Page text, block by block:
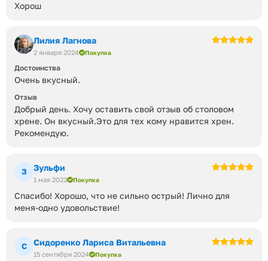
Хорош
Лилия Лагнова
2 января 2024 Покупка
Достоинства
Очень вкусный.
Отзыв
Добрый день. Хочу оставить свой отзыв об столовом
хрене. Он вкусный.Это для тех кому нравится хрен.
Рекомендую.
З Зульфи
1 мая 2023 Покупка
Спасибо! Хорошо, что не сильно острый! Лично для
меня-одно удовольствие!
С Сидоренко Лариса Витальевна
15 сентября 2024 Покупка